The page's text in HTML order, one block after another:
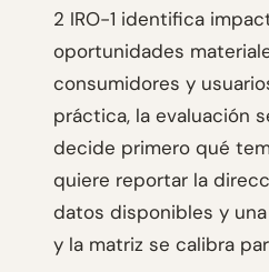
2 IRO-1 identifica
oportunidades
consumidores y
práctica, la evaluación
decide primero qué
quiere reportar la
datos disponibles y
y la matriz se calibra